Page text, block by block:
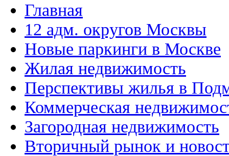
Главная
12 адм. округов Москвы
Новые паркинги в Москве
Жилая недвижимость
Перспективы жилья в
Коммерческая
Загородная недвижимость
Вторичный рынок и